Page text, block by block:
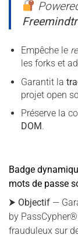
Empêche le
les forks et
Garantit la
projet open
Préserve la
DOM.
Badge
mots de passe
⮞ Objectif —
by
frauduleux sur